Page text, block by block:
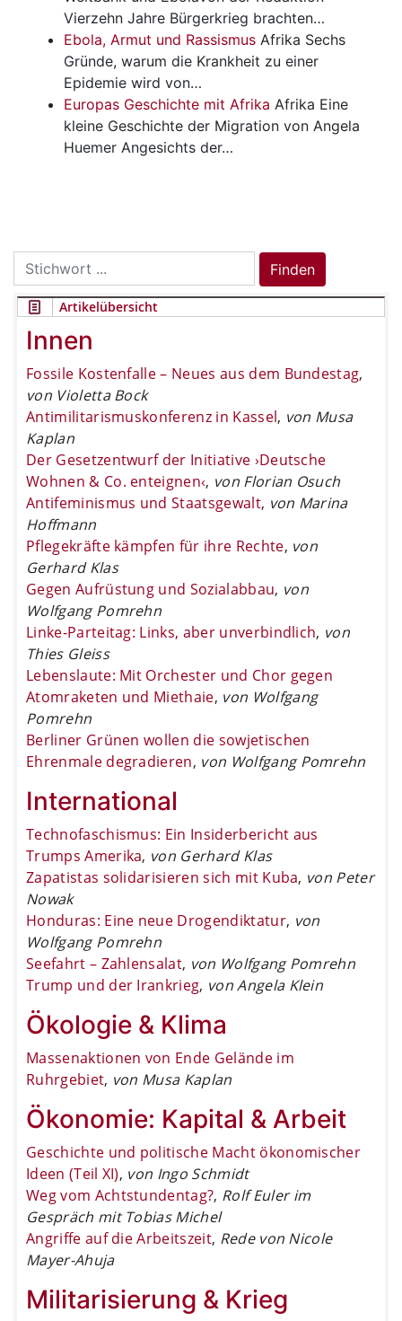
Vierzehn Jahre Bürgerkrieg brachten…
Ebola, Armut und Rassismus Afrika Sechs
Gründe, warum die Krankheit zu einer
Epidemie wird von…
Europas Geschichte mit Afrika Afrika Eine
kleine Geschichte der Migration von Angela
Huemer Angesichts der…
Search
for:
Finden
Artikelübersicht
Innen
Fossile Kostenfalle – Neues aus dem Bundestag,
von Violetta Bock
Antimilitarismuskonferenz in Kassel, von Musa
Kaplan
Der Gesetzentwurf der Initiative ›Deutsche
Wohnen & Co. enteignen‹, von Florian Osuch
Antifeminismus und Staatsgewalt, von Marina
Hoffmann
Pflegekräfte kämpfen für ihre Rechte, von
Gerhard Klas
Gegen Aufrüstung und Sozialabbau, von
Wolfgang Pomrehn
Linke-Parteitag: Links, aber unverbindlich, von
Thies Gleiss
Lebenslaute: Mit Orchester und Chor gegen
Atomraketen und Miethaie, von Wolfgang
Pomrehn
Berliner Grünen wollen die sowjetischen
Ehrenmale degradieren, von Wolfgang Pomrehn
International
Technofaschismus: Ein Insiderbericht aus
Trumps Amerika, von Gerhard Klas
Zapatistas solidarisieren sich mit Kuba, von Peter
Nowak
Honduras: Eine neue Drogendiktatur, von
Wolfgang Pomrehn
Seefahrt – Zahlensalat, von Wolfgang Pomrehn
Trump und der Irankrieg, von Angela Klein
Ökologie & Klima
Massenaktionen von Ende Gelände im
Ruhrgebiet, von Musa Kaplan
Ökonomie: Kapital & Arbeit
Geschichte und politische Macht ökonomischer
Ideen (Teil XI), von Ingo Schmidt
Weg vom Achtstundentag?, Rolf Euler im
Gespräch mit Tobias Michel
Angriffe auf die Arbeitszeit, Rede von Nicole
Mayer-Ahuja
Militarisierung & Krieg